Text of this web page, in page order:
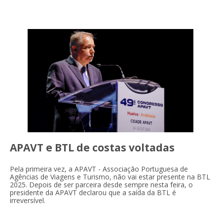
APAVT e BTL de costas voltadas
Pela primeira vez, a APAVT - Associação Portuguesa de
Agências de Viagens e Turismo, não vai estar presente na BTL
2025. Depois de ser parceira desde sempre nesta feira, o
presidente da APAVT declarou que a saída da BTL é
irreversível.